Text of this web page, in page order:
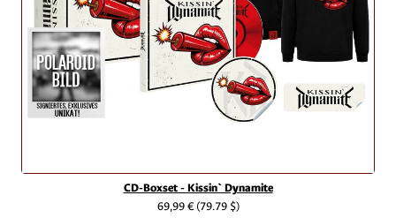
CD-Boxset - Kissin` Dynamite
69,99 €(79.79 $)